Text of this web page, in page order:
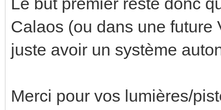
Calaos (ou dans une future
juste avoir un système
Merci pour vos lumières/